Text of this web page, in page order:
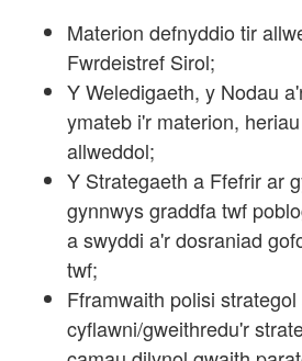
Materion defnyddio tir
Fwrdeistref Sirol;
Y Weledigaeth, y Nodau
ymateb i'r materion,
allweddol;
Y Strategaeth a Ffefrir ar
gynnwys graddfa twf
a swyddi a'r dosraniad
twf;
Fframwaith polisi
cyflawni/gweithredu'r